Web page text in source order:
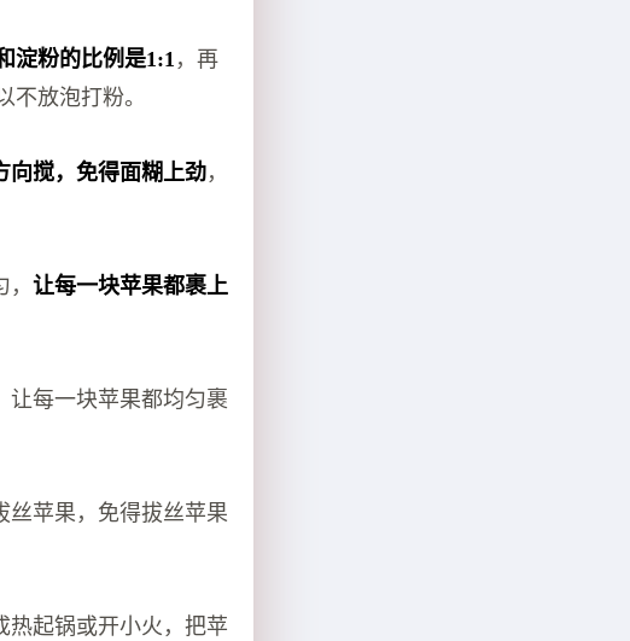
淀粉的比例是1:1 ，再
放泡打粉。
向搅，免得面糊上劲，
，让每一块苹果都裹上
让每一块苹果都均匀裹
丝苹果，免得拔丝苹果
热起锅或开小火，把苹